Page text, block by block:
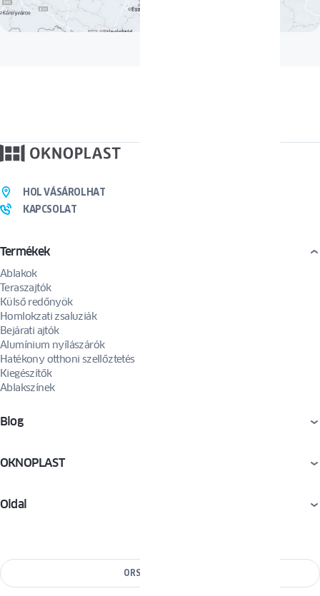
Termékek
Ablakok
Teraszajtók
Külső redőnyök
Homlokzati zsaluziák
Bejárati ajtók
Alumínium nyílászárók
Hatékony otthoni szellőztetés
Kiegészítők
Ablakszínek
Blog
OKNOPLAST
Oldal
HOL VÁSÁROLHAT
KAPCSOLAT
ORSZÁG VÁLTÁSA